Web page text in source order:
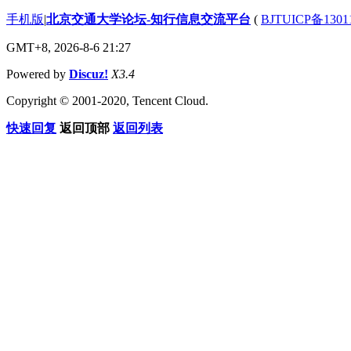
手机版|北京交通大学论坛-知行信息交流平台 ( BJTUICP备
GMT+8, 2026-8-6 21:27
Powered by Discuz! X3.4
Copyright © 2001-2020, Tencent Cloud.
快速回复 返回顶部 返回列表